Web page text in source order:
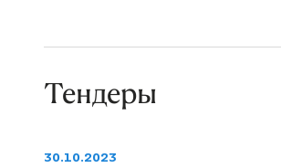
Тендеры
30.10.2023